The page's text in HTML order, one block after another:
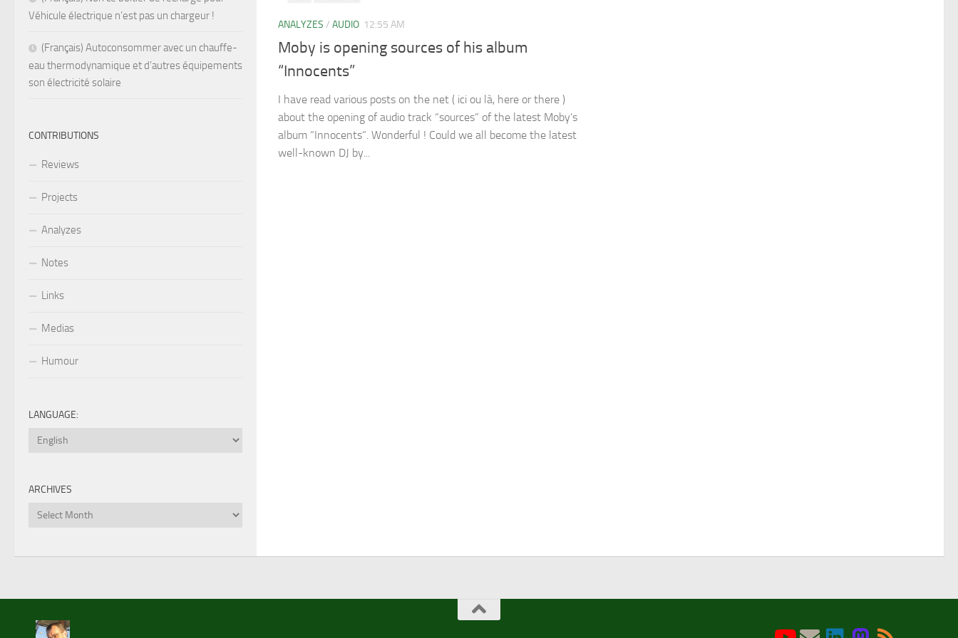
ANALYZES / AUDIO 12:55 AM
Moby is opening sources of his album
“Innocents”
I have read various posts on the net ( ici ou là, here or there )
about the opening of audio track “sources” of the latest Moby’s
album “Innocents”. Wonderful ! Could we all become the latest
well-known DJ by...
Véhicule électrique n’est pas un chargeur !
(Français) Autoconsommer avec un chauffe-
eau thermodynamique et d’autres équipements
son électricité solaire
CONTRIBUTIONS
Reviews
Projects
Analyzes
Notes
Links
Medias
Humour
LANGUAGE:
ARCHIVES
Archives